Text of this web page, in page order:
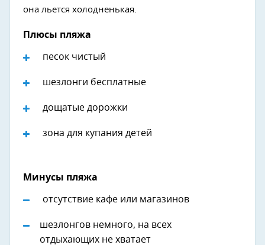
она льется холодненькая.
Плюсы пляжа
песок чистый
шезлонги бесплатные
дощатые дорожки
зона для купания детей
Минусы пляжа
отсутствие кафе или магазинов
шезлонгов немного, на всех
отдыхающих не хватает